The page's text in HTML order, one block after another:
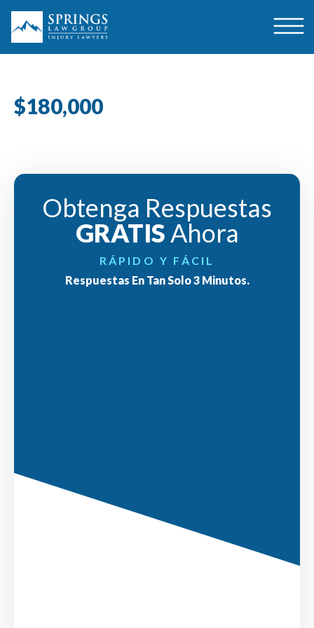
$180,000
Obtenga Respuestas
GRATIS Ahora
RÁPIDO Y FÁCIL
Respuestas En Tan Solo 3 Minutos.